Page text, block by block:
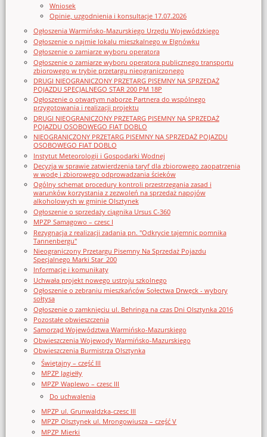
Wniosek
Opinie, uzgodnienia i konsultacje 17.07.2026
Ogłoszenia Warmińsko-Mazurskiego Urzędu Wojewódzkiego
Ogłoszenie o najmie lokalu mieszkalnego w Elgnówku
Ogłoszenie o zamiarze wyboru operatora
Ogłoszenie o zamiarze wyboru operatora publicznego transportu
zbiorowego w trybie przetargu nieograniczonego
DRUGI NIEOGRANICZONY PRZETARG PISEMNY NA SPRZEDAŻ
POJAZDU SPECJALNEGO STAR 200 PM 18P
Ogłoszenie o otwartym naborze Partnera do wspólnego
przygotowania i realizacji projektu
DRUGI NIEOGRANICZONY PRZETARG PISEMNY NA SPRZEDAŻ
POJAZDU OSOBOWEGO FIAT DOBLO
NIEOGRANICZONY PRZETARG PISEMNY NA SPRZEDAŻ POJAZDU
OSOBOWEGO FIAT DOBLO
Instytut Meteorologii i Gospodarki Wodnej
Decyzja w sprawie zatwierdzenia taryf dla zbiorowego zaopatrzenia
w wodę i zbiorowego odprowadzania ścieków
Ogólny schemat procedury kontroli przestrzegania zasad i
warunków korzystania z zezwoleń na sprzedaż napojów
alkoholowych w gminie Olsztynek
Ogłoszenie o sprzedaży ciągnika Ursus C-360
MPZP Samagowo – czesc I
Rezygnacja z realizacji zadania pn. "Odkrycie tajemnic pomnika
Tannenbergu"
Nieograniczony Przetargu Pisemny Na Sprzedaż Pojazdu
Specjalnego Marki Star_200
Informacje i komunikaty
Uchwała projekt nowego ustroju szkolnego
Ogłoszenie o zebraniu mieszkańców Sołectwa Drwęck - wybory
sołtysa
Ogłoszenie o zamknięciu ul. Behringa na czas Dni Olsztynka 2016
Pozostałe obwieszczenia
Samorząd Województwa Warmińsko-Mazurskiego
Obwieszczenia Wojewody Warmińsko-Mazurskiego
Obwieszczenia Burmistrza Olsztynka
Świętajny – część III
MPZP Jagiełły
MPZP Waplewo – czesc III
Do uchwalenia
MPZP ul. Grunwaldzka-czesc III
MPZP Olsztynek ul. Mrongowiusza – część V
MPZP Mierki